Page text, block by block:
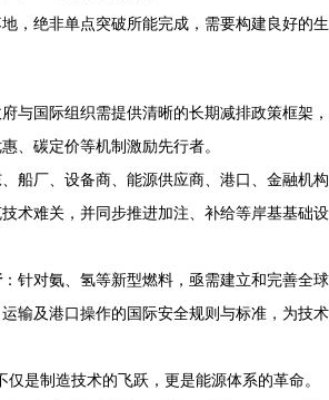
，绝非单点突破所能完成，需要构建良好的生
府与国际组织需提供清晰的长期减排政策框架，
、碳定价等机制激励先行者。
、船厂、设备商、能源供应商、港口、金融机构
术难关，并同步推进加注、补给等岸基基础设
：针对氨、氢等新型燃料，亟需建立和完善全球
输及港口操作的国际安全规则与标准，为技术
是制造技术的飞跃，更是能源体系的革命。